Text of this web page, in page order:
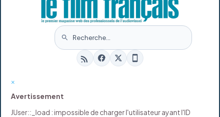
×
Avertissement
JUser::_load : impossible de charger l'utilisateur ayant l'ID